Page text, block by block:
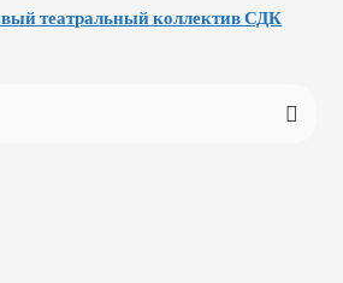
театральный коллектив СДК